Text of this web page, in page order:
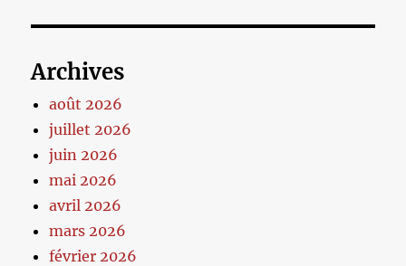
Archives
août 2026
juillet 2026
juin 2026
mai 2026
avril 2026
mars 2026
février 2026